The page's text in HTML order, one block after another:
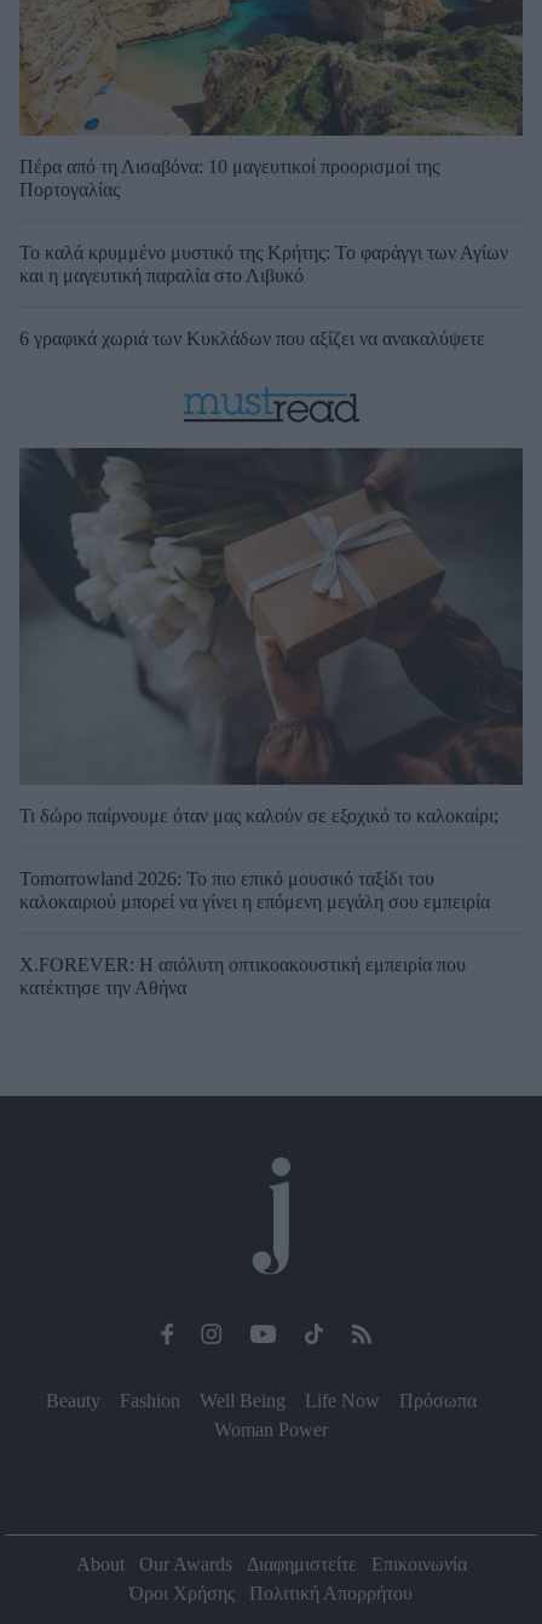
Πέρα από τη Λισαβόνα: 10 μαγευτικοί προορισμοί της
Πορτογαλίας
Το καλά κρυμμένο μυστικό της Κρήτης: Το φαράγγι των Αγίων
και η μαγευτική παραλία στο Λιβυκό
6 γραφικά χωριά των Κυκλάδων που αξίζει να ανακαλύψετε
Τι δώρο παίρνουμε όταν μας καλούν σε εξοχικό το καλοκαίρι;
Tomorrowland 2026: Το πιο επικό μουσικό ταξίδι του
καλοκαιριού μπορεί να γίνει η επόμενη μεγάλη σου εμπειρία
X.FOREVER: Η απόλυτη οπτικοακουστική εμπειρία που
κατέκτησε την Αθήνα
Beauty Fashion Well Being Life Now
Πρόσωπα
Woman Power
About Our Awards Διαφημιστείτε
Επικοινωνία
Όροι Χρήσης
Πολιτική Απορρήτου